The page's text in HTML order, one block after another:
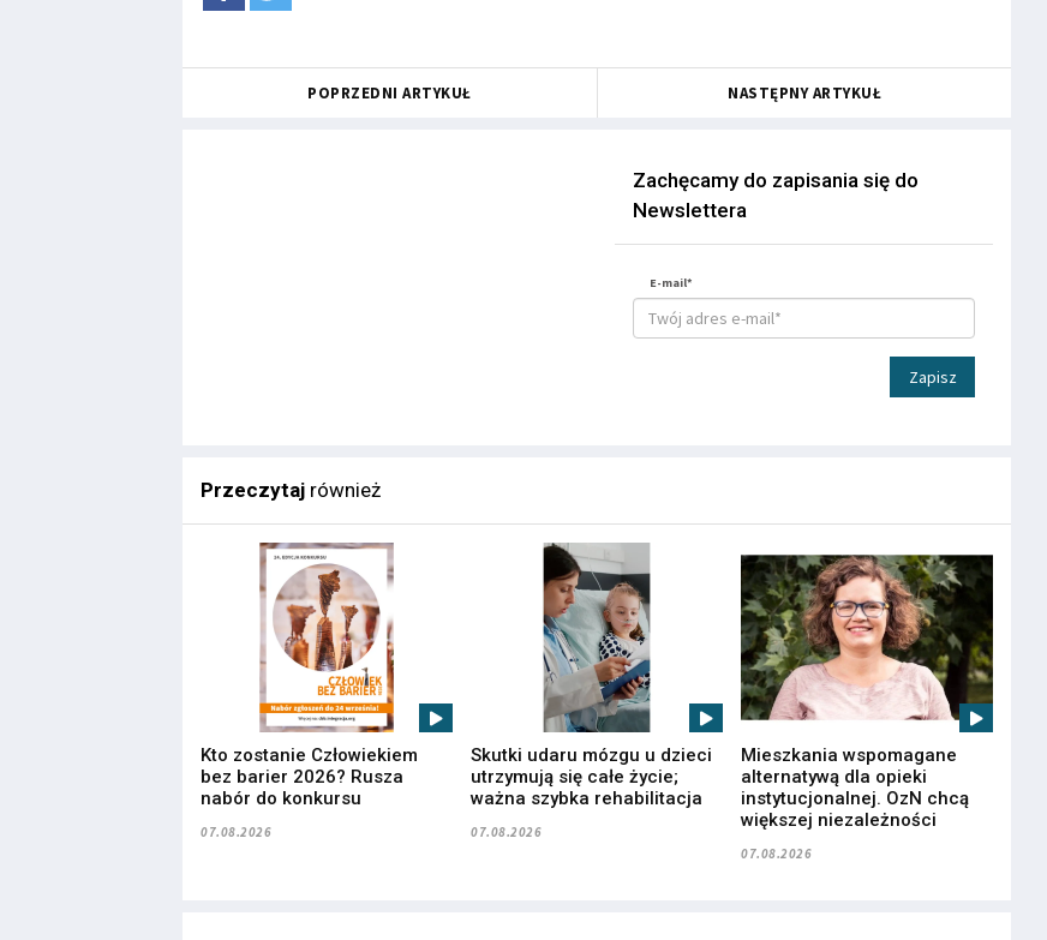
POPRZEDNI ARTYKUŁ NASTĘPNY ARTYKUŁ
Zachęcamy do zapisania się do
Newslettera
E-mail*
Zapisz
Przeczytaj również
Kto zostanie Człowiekiem
bez barier 2026? Rusza
nabór do konkursu
07.08.2026
Skutki udaru mózgu u dzieci
utrzymują się całe życie;
ważna szybka rehabilitacja
07.08.2026
Mieszkania wspomagane
alternatywą dla opieki
instytucjonalnej. OzN chcą
większej niezależności
07.08.2026